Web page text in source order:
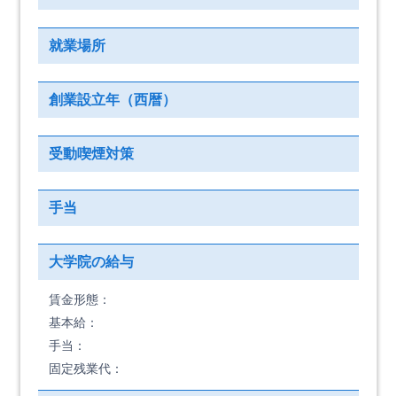
就業場所
創業設立年（西暦）
受動喫煙対策
手当
大学院の給与
賃金形態：
基本給：
手当：
固定残業代：